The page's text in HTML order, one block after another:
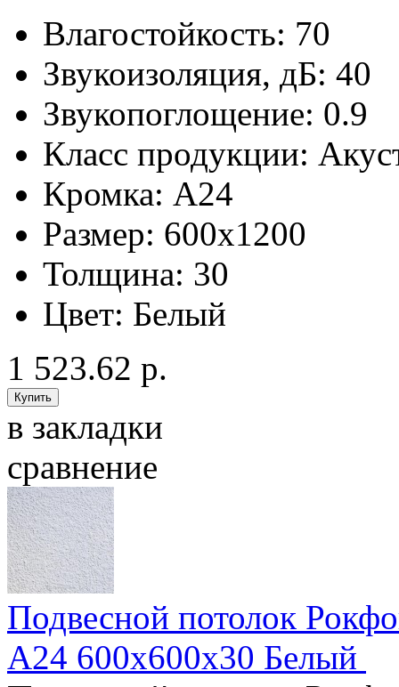
Влагостойкость: 70
Звукоизоляция, дБ: 40
Звукопоглощение: 0.9
Класс продукции:
Кромка: A24
Размер: 600x1200
Толщина: 30
Цвет: Белый
1 523.62 р.
в закладки
сравнение
Подвесной потолок
A24 600x600x30 Белый